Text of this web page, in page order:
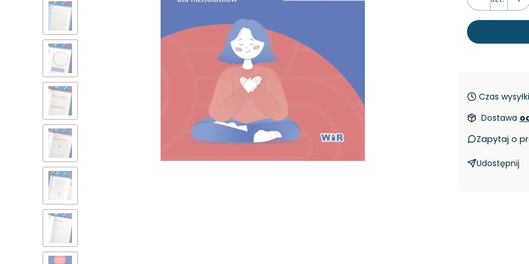
Czas
Dostawa
Zapytaj o
Udostępnij